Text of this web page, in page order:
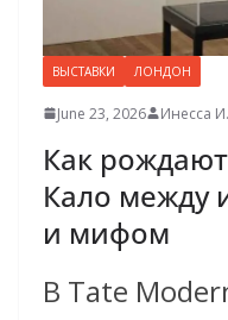
ВЫСТАВКИ ЛОНДОН
June 23, 2026 Инесса И.
Как
Кало между
и мифом
В Tate